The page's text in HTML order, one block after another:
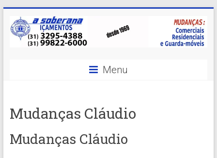
content
A
MELHOR
Menu
Mudanças Cláudio
Mudanças Cláudio